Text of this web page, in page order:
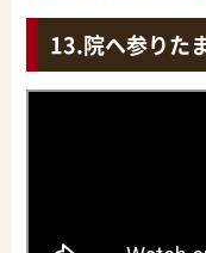
院へ参りた